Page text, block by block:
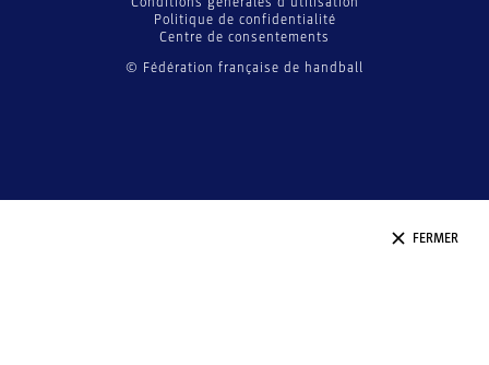
FERMER
© Fédération française de handball
Politique de confidentialité
Centre de consentements